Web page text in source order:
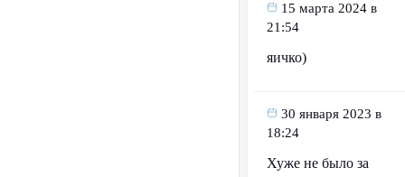
15 марта 2024 в
21:54
яичко)
30 января 2023 в
18:24
Хуже не было за